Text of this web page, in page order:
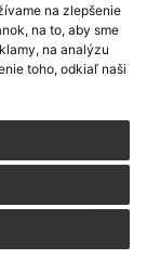
na zlepšenie
na to, aby sme
na analýzu
toho, odkiaľ naši
NAD